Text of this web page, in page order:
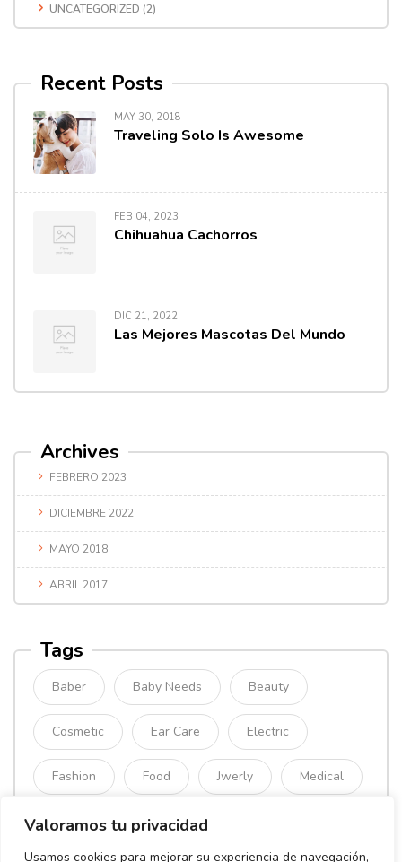
Valoramos tu privacidad
Usamos cookies para mejorar su experiencia de navegación,
UNCATEGORIZED (2)
Recent Posts
MAY 30, 2018
Traveling Solo Is Awesome
FEB 04, 2023
Chihuahua Cachorros
DIC 21, 2022
Las Mejores Mascotas Del Mundo
Archives
FEBRERO 2023
DICIEMBRE 2022
MAYO 2018
ABRIL 2017
Tags
Baber Baby Needs Beauty
Cosmetic Ear Care Electric
Fashion Food Jwerly Medical
Mimimal Organic